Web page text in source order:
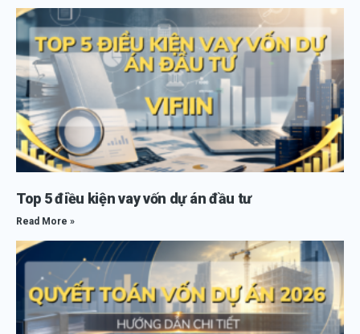
Top 5 điều kiện vay vốn dự án đầu tư
Read More »